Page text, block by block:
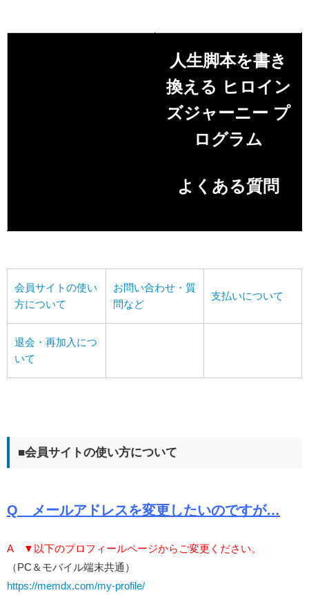
人生脚本を書き
換える ヒロイン
ズジャーニー プ
ログラム
よくある質問
会員サイトの使い
方について
お問い合わせ・質
問など
支払いについて
退会・再加入につ
いて
■会員サイトの使い方について
Q メールアドレスを変更したいのですが…
A
▼以下のプロフィールページからご変更ください。
（PC＆モバイル端末共通）
https://memdx.com/my-profile/